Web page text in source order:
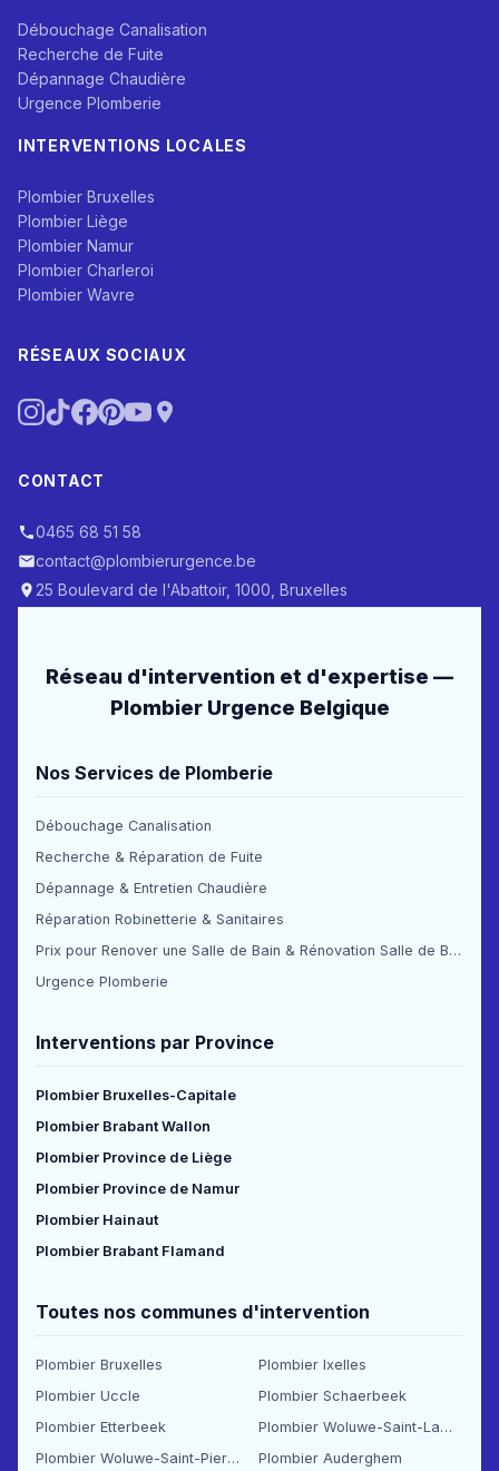
Débouchage Canalisation
Recherche de Fuite
Dépannage Chaudière
Urgence Plomberie
INTERVENTIONS LOCALES
Plombier Bruxelles
Plombier Liège
Plombier Namur
Plombier Charleroi
Plombier Wavre
RÉSEAUX SOCIAUX
CONTACT
0465 68 51 58
contact@plombierurgence.be
25 Boulevard de l'Abattoir, 1000, Bruxelles
Réseau d'intervention et d'expertise —
Plombier Urgence Belgique
Nos Services de Plomberie
Débouchage Canalisation
Recherche & Réparation de Fuite
Dépannage & Entretien Chaudière
Réparation Robinetterie & Sanitaires
Prix pour Renover une Salle de Bain & Rénovation Salle de Bain Prix
Urgence Plomberie
Interventions par Province
Plombier Bruxelles-Capitale
Plombier Brabant Wallon
Plombier Province de Liège
Plombier Province de Namur
Plombier Hainaut
Plombier Brabant Flamand
Toutes nos communes d'intervention
Plombier Bruxelles
Plombier Ixelles
Plombier Uccle
Plombier Schaerbeek
Plombier Etterbeek
Plombier Woluwe-Saint-Lambert
Plombier Woluwe-Saint-Pierre
Plombier Auderghem